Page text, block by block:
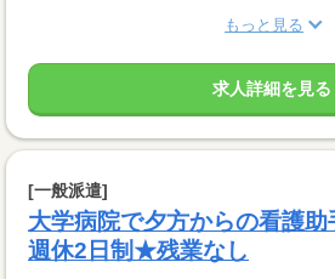
もっと見る
求人詳細を見る
[一般派遣]
大学病院で夕方からの看護
週休2日制★残業なし